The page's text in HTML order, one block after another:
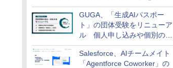
に発売
GUGA、「生成AIパスポー
ト」の団体受験をリニューア
ル 個人申し込みや個別の支
払いなどに対応
Salesforce、AIチームメイト
「Agentforce Coworker」の